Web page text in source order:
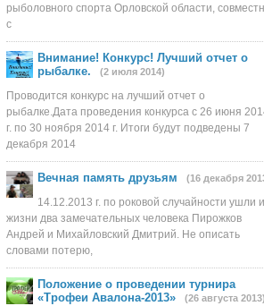
рыболовного спорта Орловской области,
с
Внимание! Конкурс! Лучший отчет о
рыбалке.
(2 июля 2014)
Проводится конкурс на лучший отчет о
рыбалке.Дата проведения конкурса с 26 июня
г. по 30 ноября 2014 г. Итоги будут подведены 7
декабря 2014
Вечная память друзьям (16 декабря
14.12.2013 г. по роковой случайности ушли
жизни два замечательных человека Пирожков
Андрей и Михайловский Дмитрий. Не описать
словами потерю,
Положение о проведении турнира
«Трофеи Авалона-2013»
(26 августа 2013)